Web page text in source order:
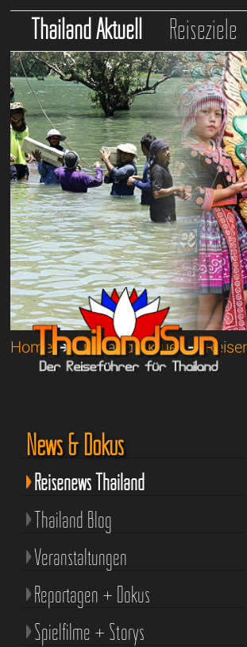
Thailand Aktuell Reiseziele
Home➔Thailand Aktuell➔
News & Dokus
Reisenews Thailand
Thailand Blog
Veranstaltungen
Reportagen + Dokus
Spielfilme + Storys